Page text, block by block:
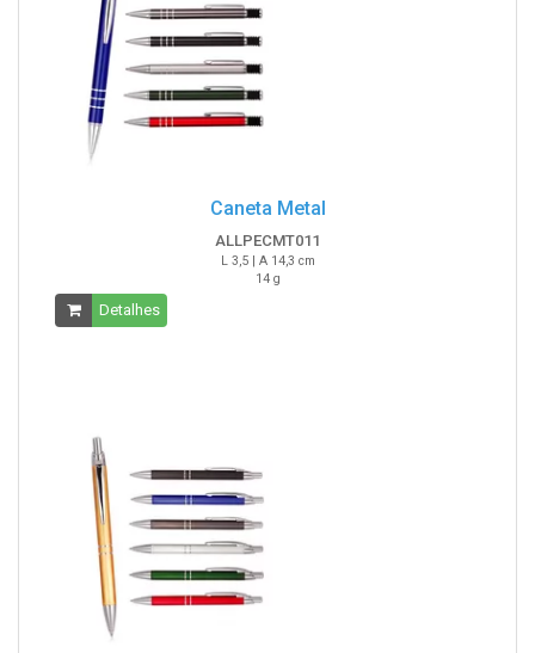
Caneta Metal
ALLPECMT011
L 3,5 | A 14,3 cm
14 g
Detalhes